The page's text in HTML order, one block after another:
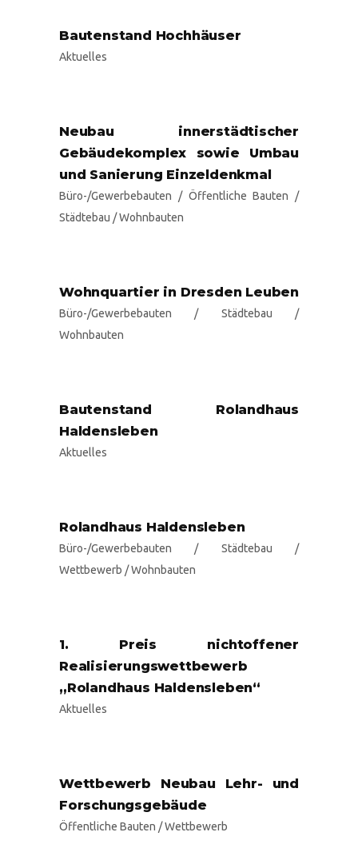
Bautenstand Hochhäuser
Aktuelles
Neubau innerstädtischer
Gebäudekomplex sowie Umbau
und Sanierung Einzeldenkmal
Büro-/Gewerbebauten / Öffentliche Bauten /
Städtebau /Wohnbauten
Wohnquartier in Dresden Leuben
Büro-/Gewerbebauten / Städtebau /
Wohnbauten
Bautenstand Rolandhaus
Haldensleben
Aktuelles
Rolandhaus Haldensleben
Büro-/Gewerbebauten / Städtebau /
Wettbewerb /Wohnbauten
1. Preis nichtoffener
Realisierungswettbewerb
„Rolandhaus Haldensleben“
Aktuelles
Wettbewerb Neubau Lehr- und
Forschungsgebäude
Öffentliche Bauten /Wettbewerb